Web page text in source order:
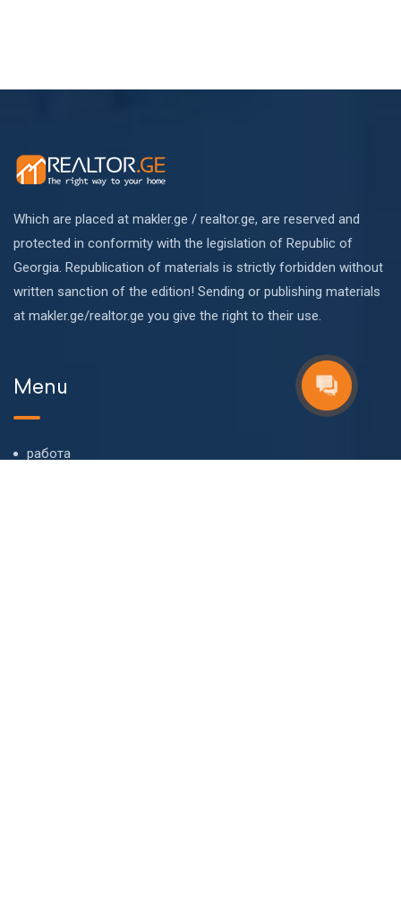
Which are placed at makler.ge / realtor.ge, are reserved and
protected in conformity with the legislation of Republic of
Georgia. Republication of materials is strictly forbidden without
written sanction of the edition! Sending or publishing materials
at makler.ge/realtor.ge you give the right to their use.
Menu
работа